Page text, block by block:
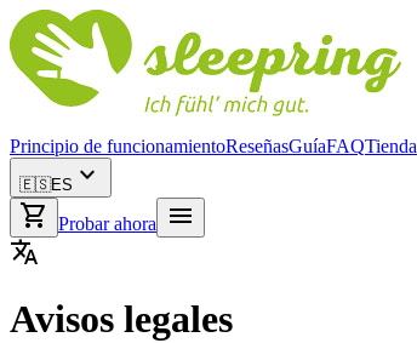
Principio de funcionamientoReseñasGuíaFAQTienda
🇪🇸ES expand_more
shopping_cart
Probar ahora
menu
translate
Avisos legales